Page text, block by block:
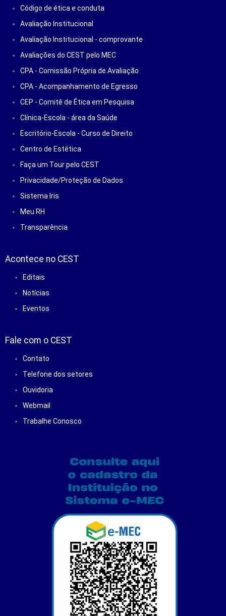
Código de ética e conduta
Avaliação Institucional
Avaliação Institucional - comprovante
Avaliações do CEST pelo MEC
CPA - Comissão Própria de Avaliação
CPA - Acompanhamento de Egresso
CEP - Comitê de Ética em Pesquisa
Clínica-Escola - área da Saúde
Escritório-Escola - Curso de Direito
Centro de Estética
Faça um Tour pelo CEST
Privacidade/Proteção de Dados
Sistema Iris
Meu RH
Transparência
Acontece no CEST
Editais
Notícias
Eventos
Fale com o CEST
Contato
Telefone dos setores
Ouvidoria
Webmail
Trabalhe Conosco